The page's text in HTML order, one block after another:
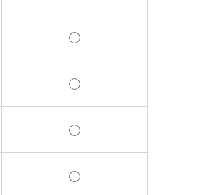
◯
◯
◯
◯